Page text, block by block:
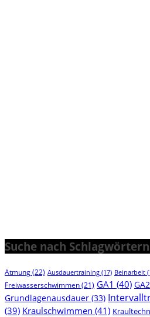
Suche nach
Atmung(22) Ausdauertraining (17) Beinarbeit
Freiwasserschwimmen (21) GA1 (40) GA2
Grundlagenausdauer (33)
(39) Kraulschwimmen (41)